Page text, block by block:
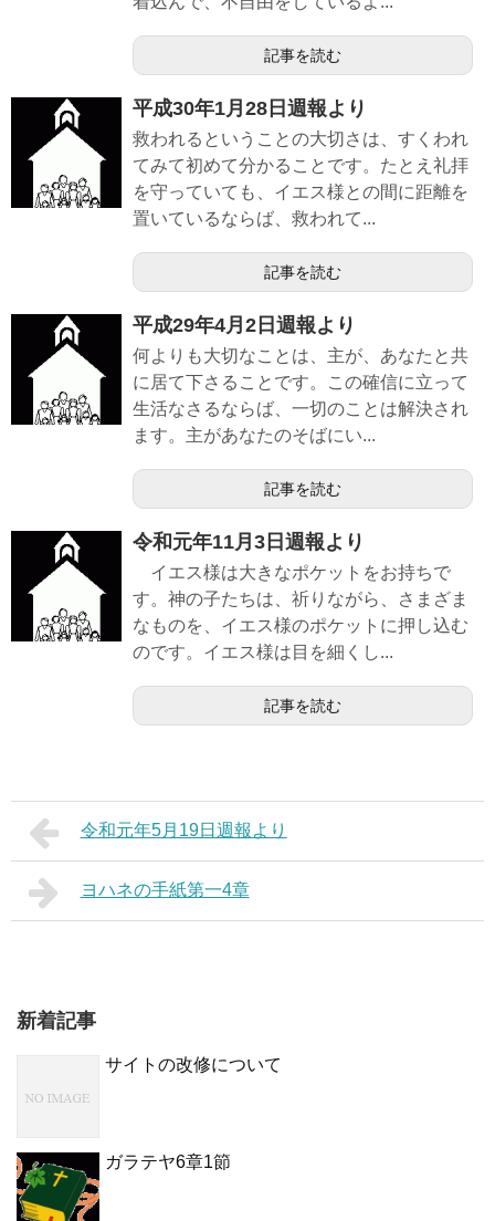
記事を読む
平成30年1月28日週報より
救われるということの大切さは、すくわれ
てみて初めて分かることです。たとえ礼拝
を守っていても、イエス様との間に距離を
置いているならば、救われて...
記事を読む
平成29年4月2日週報より
何よりも大切なことは、主が、あなたと共
に居て下さることです。この確信に立って
生活なさるならば、一切のことは解決され
ます。主があなたのそばにい...
記事を読む
令和元年11月3日週報より
イエス様は大きなポケットをお持ちで
す。神の子たちは、祈りながら、さまざま
なものを、イエス様のポケットに押し込む
のです。イエス様は目を細くし...
記事を読む
令和元年5月19日週報より
ヨハネの手紙第一4章
新着記事
サイトの改修について
ガラテヤ6章1節